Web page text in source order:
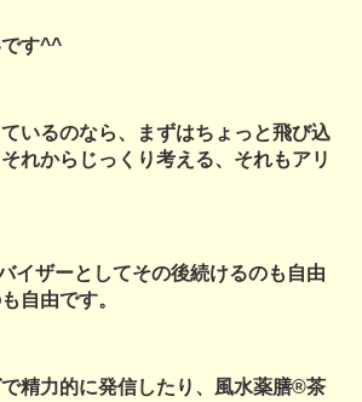
す^^
いるのなら、まずはちょっと飛び込
れからじっくり考える、それもアリ
イザーとしてその後続けるのも自由
自由です。
精力的に発信したり、風水薬膳®茶